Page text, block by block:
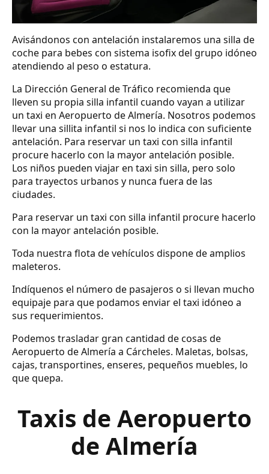
Avisándonos con antelación instalaremos una silla de
coche para bebes con sistema isofix del grupo idóneo
atendiendo al peso o estatura.
La Dirección General de Tráfico recomienda que
lleven su propia silla infantil cuando vayan a utilizar
un taxi en Aeropuerto de Almería. Nosotros podemos
llevar una sillita infantil si nos lo indica con suficiente
antelación. Para reservar un taxi con silla infantil
procure hacerlo con la mayor antelación posible.
Los niños pueden viajar en taxi sin silla, pero solo
para trayectos urbanos y nunca fuera de las
ciudades.
Para reservar un taxi con silla infantil procure hacerlo
con la mayor antelación posible.
Toda nuestra flota de vehículos dispone de amplios
maleteros.
Indíquenos el número de pasajeros o si llevan mucho
equipaje para que podamos enviar el taxi idóneo a
sus requerimientos.
Podemos trasladar gran cantidad de cosas de
Aeropuerto de Almería a Cárcheles. Maletas, bolsas,
cajas, transportines, enseres, pequeños muebles, lo
que quepa.
Taxis de Aeropuerto
de Almería